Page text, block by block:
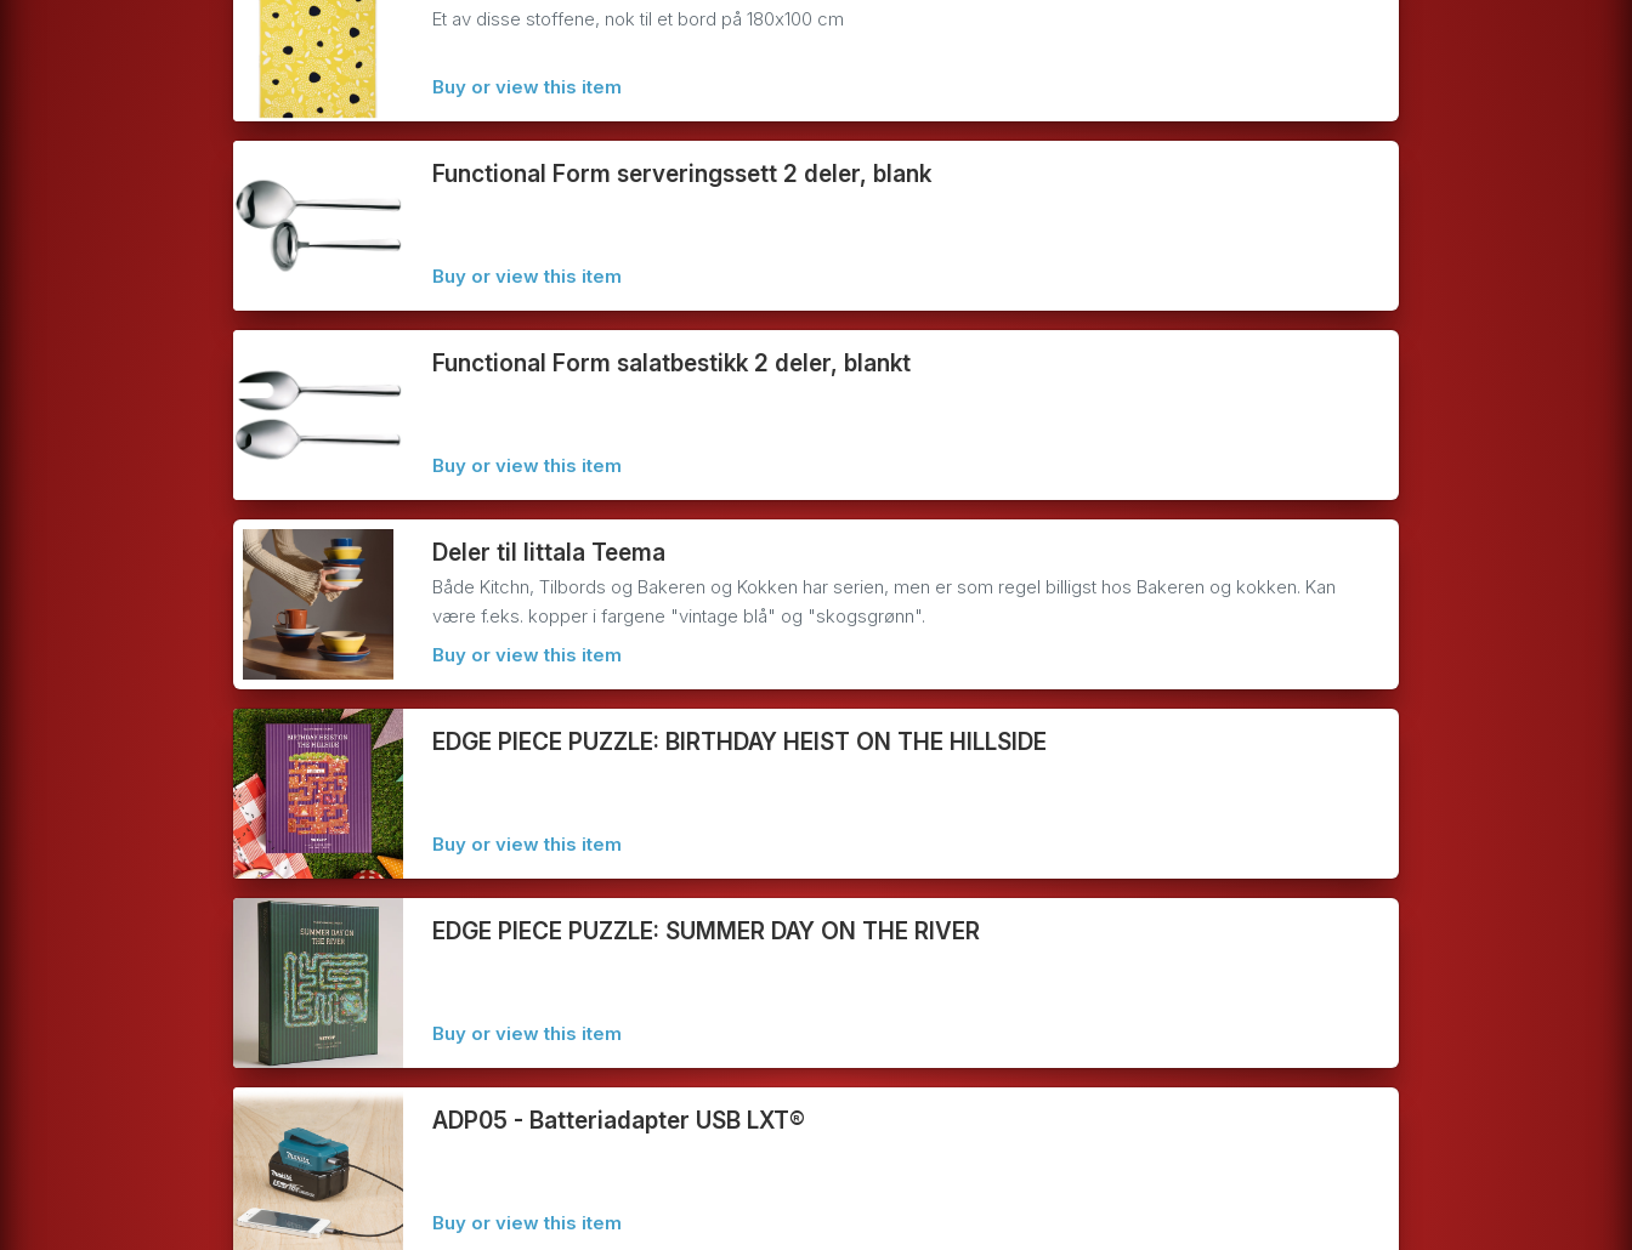
Et av disse stoffene, nok til et bord på 180x100 cm
Buy or view this item
Functional Form serveringssett 2 deler, blank
Buy or view this item
Functional Form salatbestikk 2 deler, blankt
Buy or view this item
Deler til Iittala Teema
Både Kitchn, Tilbords og Bakeren og Kokken har serien, men er som regel billigst hos Bakeren og kokken. Kan
være f.eks. kopper i fargene "vintage blå" og "skogsgrønn".
Buy or view this item
EDGE PIECE PUZZLE: BIRTHDAY HEIST ON THE HILLSIDE
Buy or view this item
EDGE PIECE PUZZLE: SUMMER DAY ON THE RIVER
Buy or view this item
ADP05 - Batteriadapter USB LXT®
Buy or view this item